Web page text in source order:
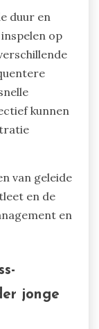
zoals de
sport
perfecte
in
de
duur en
kunnen
van geleide
en de